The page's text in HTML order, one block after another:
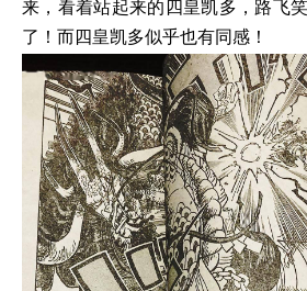
来，看着站起来的四皇凯多，路飞
了！而四皇凯多似乎也有同感！